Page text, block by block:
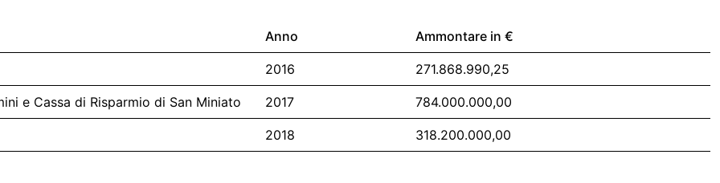
Anno Ammontare in €
2016 271.868.990,25
e Cassa di Risparmio di San Miniato 2017 784.000.000,00
2018 318.200.000,00